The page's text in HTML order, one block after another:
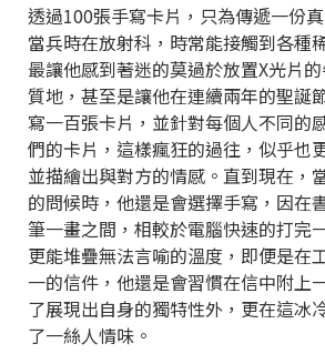
透過100張手寫卡片，只為傳遞一份
當兵時在放射科，時常能接觸到各種
最讓他感到著迷的莫過於放置X光片
質地，甚至是讓他在連續兩年的聖誕
寫一百張卡片，並針對每個人不同的
們的卡片，這樣瘋狂的過往，似乎也
並描繪出與對方的情感。直到現在，
的問候時，他還是會選擇手寫，因在
筆一畫之間，相較於電腦快速的打完
更能堆疊無法言喻的溫度，即便是在
一的信件，他還是會習慣在信中附上
了展現出自身的獨特性外，更在這冰
了一絲人情味。